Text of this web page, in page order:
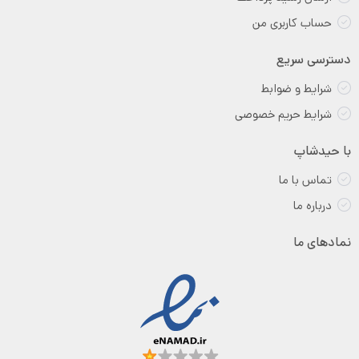
حساب کاربری من
دسترسی سریع
شرایط و ضوابط
شرایط حریم خصوصی
با حیدشاپ
تماس با ما
درباره ما
نمادهای ما